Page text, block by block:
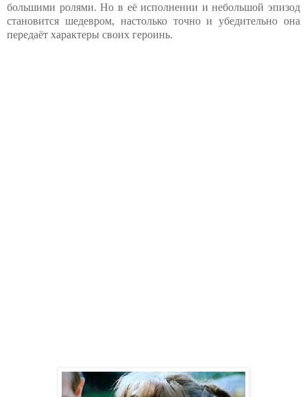
большими ролями. Но в её исполнении и небольшой эпизод
становится шедевром, настолько точно и убедительно она
передаёт характеры своих героинь.